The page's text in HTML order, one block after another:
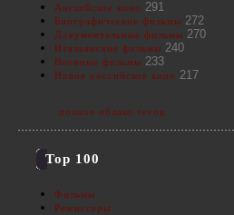
Английское кино 291
Биографические фильмы 272
Документальные фильмы 270
Итальянские фильмы 240
Военные фильмы 233
Новое российское кино 217
полное облако тегов
Top 100
Фильмы
Режиссеры